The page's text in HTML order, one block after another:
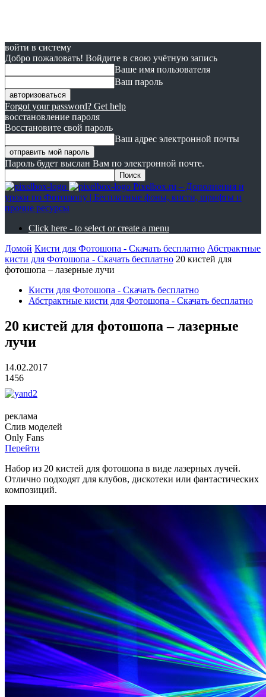
войти в систему
Добро пожаловать! Войдите в свою учётную запись
Ваше имя пользователя
Ваш пароль
Forgot your password? Get help
восстановление пароля
Восстановите свой пароль
Ваш адрес электронной почты
Пароль будет выслан Вам по электронной почте.
Pixelbox.ru – Дополнения и
уроки по Фотошопу | Бесплатные фоны, кисти, шрифты и
прочие ресурсы
Click here - to select or create a menu
Домой Кисти для Фотошопа - Скачать бесплатно Абстрактные
кисти для Фотошопа - Скачать бесплатно 20 кистей для
фотошопа – лазерные лучи
Кисти для Фотошопа - Скачать бесплатно
Абстрактные кисти для Фотошопа - Скачать бесплатно
20 кистей для фотошопа – лазерные
лучи
14.02.2017
1456
реклама
Слив моделей
Only Fans
Перейти
Набор из 20 кистей для фотошопа в виде лазерных лучей.
Отлично подходят для клубов, дискотеки или фантастических
композиций.